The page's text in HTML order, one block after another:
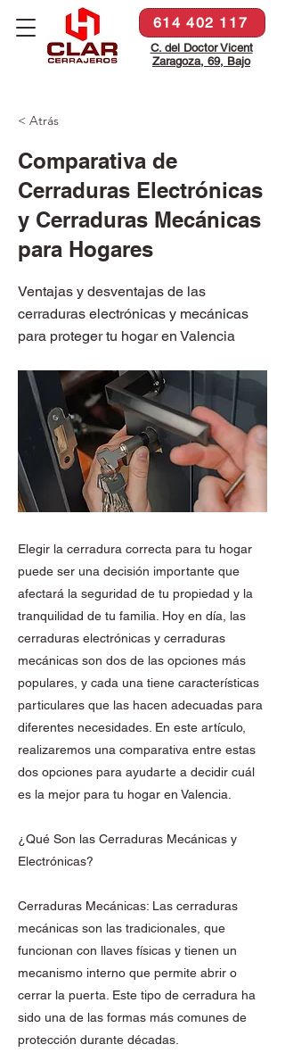
614 402 117
C. del Doctor Vicent
Zaragoza, 69, Bajo
< Atrás
Comparativa de
Cerraduras Electrónicas
y Cerraduras Mecánicas
para Hogares
Ventajas y desventajas de las
cerraduras electrónicas y mecánicas
para proteger tu hogar en Valencia
Elegir la cerradura correcta para tu hogar
puede ser una decisión importante que
afectará la seguridad de tu propiedad y la
tranquilidad de tu familia. Hoy en día, las
cerraduras electrónicas y cerraduras
mecánicas son dos de las opciones más
populares, y cada una tiene características
particulares que las hacen adecuadas para
diferentes necesidades. En este artículo,
realizaremos una comparativa entre estas
dos opciones para ayudarte a decidir cuál
es la mejor para tu hogar en Valencia.
¿Qué Son las Cerraduras Mecánicas y
Electrónicas?
Cerraduras Mecánicas: Las cerraduras
mecánicas son las tradicionales, que
funcionan con llaves físicas y tienen un
mecanismo interno que permite abrir o
cerrar la puerta. Este tipo de cerradura ha
sido una de las formas más comunes de
protección durante décadas.